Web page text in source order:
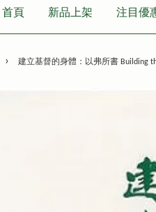
首頁 新品上架 注目優
› 建立基督的身體：以弗所書 Building